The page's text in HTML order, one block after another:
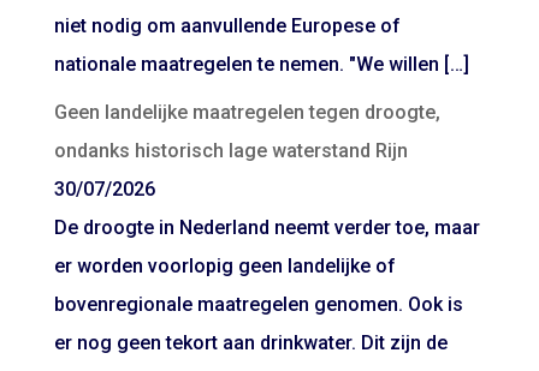
niet nodig om aanvullende Europese of
nationale maatregelen te nemen. "We willen […]
Geen landelijke maatregelen tegen droogte,
ondanks historisch lage waterstand Rijn
30/07/2026
De droogte in Nederland neemt verder toe, maar
er worden voorlopig geen landelijke of
bovenregionale maatregelen genomen. Ook is
er nog geen tekort aan drinkwater. Dit zijn de